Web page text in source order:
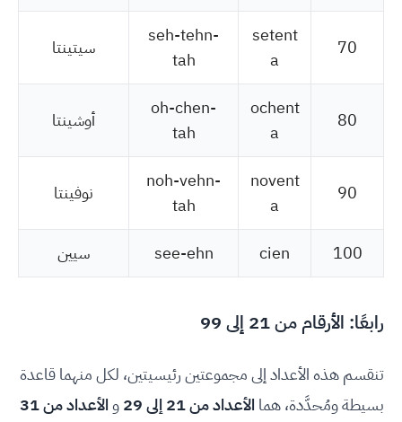
70
setent
a
seh-tehn-
tah
سيتينتا
80
ochent
a
oh-chen-
tah
أوشينتا
90
novent
a
noh-vehn-
tah
نوفينتا
100
cien
see-ehn سيين
رابعًا: الأرقام من 21 إلى 99
تنقسم هذه الأعداد إلى مجموعتين رئيسيتين، لكل منهما قاعدة
بسيطة ومُحدَّدة، هما الأعداد من 21 إلى 29 و
الأعداد من 31